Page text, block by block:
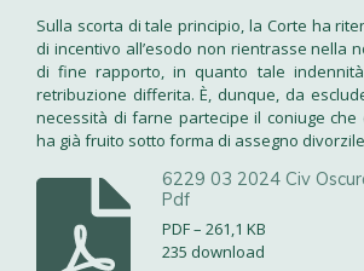
Sulla scorta di tale principio, la Corte ha
di incentivo all’esodo non rientrasse nella
di fine rapporto, in quanto tale
retribuzione differita. È, dunque, da
necessità di farne partecipe il coniuge
ha già fruito sotto forma di assegno
6229 03 2024 Civ
Pdf
PDF – 261,1 KB
235 download